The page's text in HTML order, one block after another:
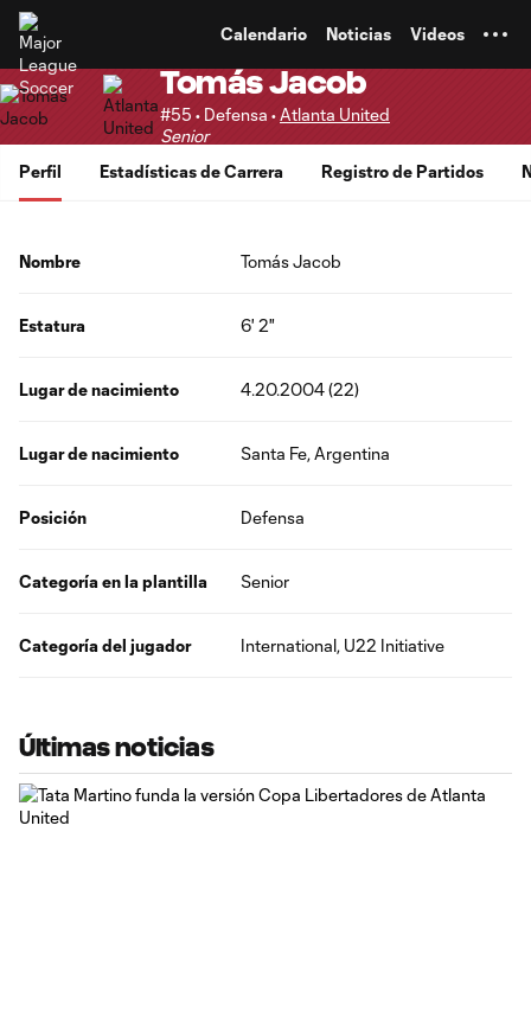
Calendario Noticias Videos
Tomás Jacob
#55 • Defensa •Atlanta United
Senior
Perfil
Estadísticas de Carrera Registro de Partidos
Nombre Tomás Jacob
Estatura 6' 2"
Lugar de nacimiento 4.20.2004 (22)
Lugar de nacimiento Santa Fe, Argentina
Posición Defensa
Categoría en la plantilla Senior
Categoría del jugador International, U22 Initiative
Últimas noticias